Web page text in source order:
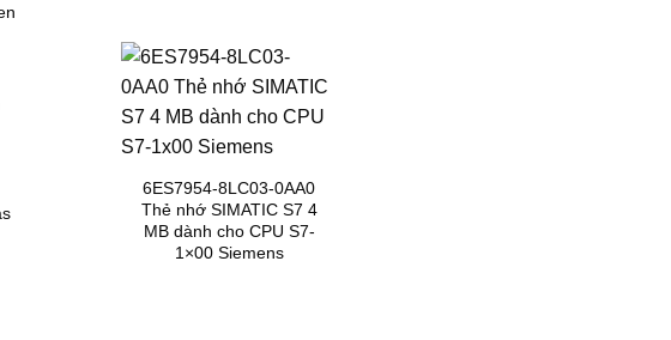
6ES7954-8LC03-0AA0
Thẻ nhớ SIMATIC S7 4
MB dành cho CPU S7-
1×00 Siemens